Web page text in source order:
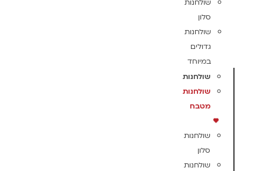
שולחנות
סלון
שולחנות
גדולים
במיוחד
שולחנות
שולחנות
מטבח
שולחנות
סלון
שולחנות